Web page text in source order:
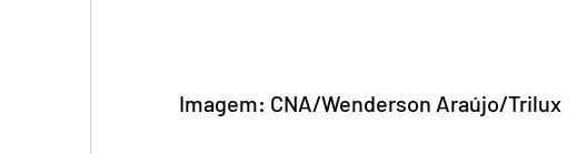
Imagem: CNA/Wenderson Araújo/Trilux